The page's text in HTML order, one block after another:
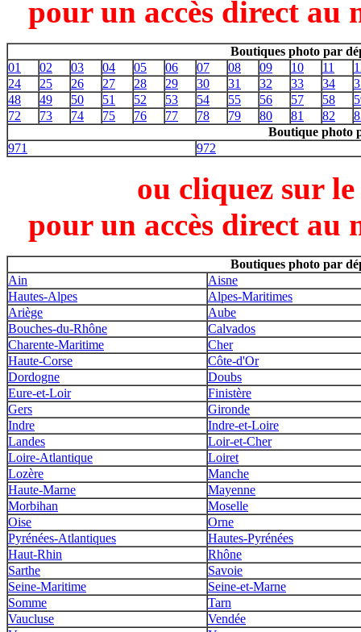
pour un accès direct au
Boutiques photo par
01
02 03 04 05 06 07 08 09 10 11
24
25 26 27 28 29 30 31 32 33 34
48
49 50 51 52 53 54 55 56 57 58
72
73 74 75 76 77 78 79 80 81 82
Boutique photo
971
972
ou cliquez sur
pour un accès direct au
Boutiques photo par
Ain
Aisne
Hautes-Alpes
Alpes-Maritimes
Ariège
Aube
Bouches-du-Rhône
Calvados
Charente-Maritime
Cher
Haute-Corse
Côte-d'Or
Dordogne
Doubs
Eure-et-Loir
Finistère
Gers
Gironde
Indre
Indre-et-Loire
Landes
Loir-et-Cher
Loire-Atlantique
Loiret
Lozère
Manche
Haute-Marne
Mayenne
Morbihan
Moselle
Oise
Orne
Pyrénées-Atlantiques
Hautes-Pyrénées
Haut-Rhin
Rhône
Sarthe
Savoie
Seine-Maritime
Seine-et-Marne
Somme
Tarn
Vaucluse
Vendée